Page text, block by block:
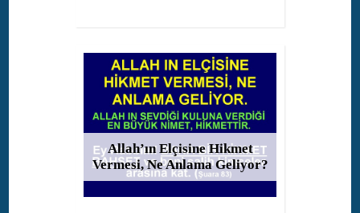
Allah’ın Elçisine Hikmet
Vermesi, Ne Anlama Geliyor?